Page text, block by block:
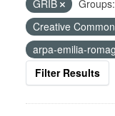
GRIB
Groups:
Creative
arpa-emilia-
Filter Results